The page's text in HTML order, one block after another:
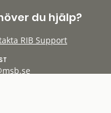
du hjälp?
RIB Support